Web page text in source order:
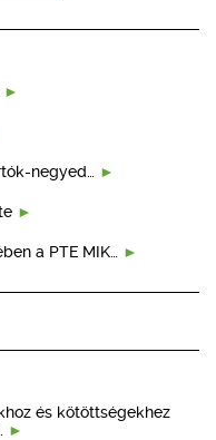
negyed…
a PTE MIK…
és kötöttségekhez